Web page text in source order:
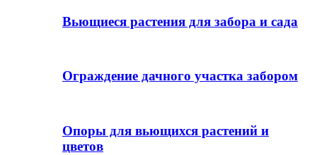
Вьющиеся растения для забора и сада
Ограждение дачного участка забором
Опоры для вьющихся растений и
цветов